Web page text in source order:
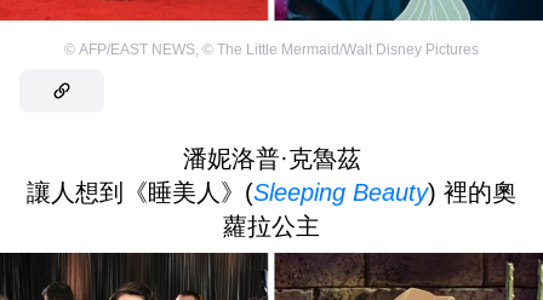
© AFP/EAST NEWS © The Little Mermaid/Walt Disney Pictures
潘妮洛普·克魯茲
讓人想到《睡美人》(Sleeping Beauty) 裡的奧
蘿拉公主